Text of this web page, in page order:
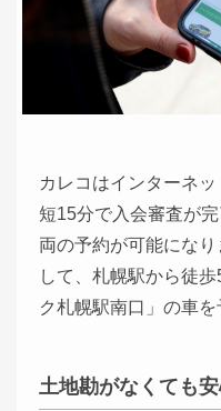
カレコはインターネ
短15分で入会審査が
両の予約が可能にな
して、札幌駅から徒
ク札幌駅南口」の車を
土地勘がなくても